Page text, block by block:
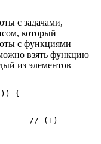
с задачами,
который
с функциями
взять функцию
из элементов
{